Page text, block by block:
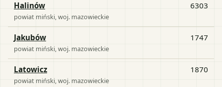
Halinów
powiat miński , woj. mazowieckie
6303
Jakubów
powiat miński , woj. mazowieckie
1747
Latowicz
powiat miński , woj. mazowieckie
1870